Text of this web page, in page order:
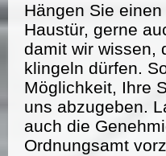
Hängen Sie
Haustür, gerne
damit wir wissen,
klingeln dürfen.
Möglichkeit, Ihre
uns abzugeben.
auch die
Ordnungsamt